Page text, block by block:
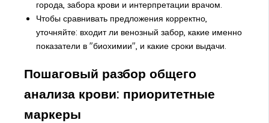
города, забора крови и интерпретации врачом.
Чтобы сравнивать предложения корректно,
уточняйте: входит ли венозный забор, какие именно
показатели в "биохимии", и какие сроки выдачи.
Пошаговый разбор общего
анализа крови: приоритетные
маркеры